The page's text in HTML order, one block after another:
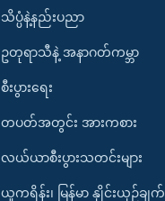
သိပ္ပံနဲ့နည်းပညာ
ဥတုရာသီနဲ့ အနာဂတ်ကမ္ဘာ
စီးပွားရေး
တပတ်အတွင်း အားကစား
လယ်ယာစီးပွားသတင်းများ
ယူကရိန်း၊ မြန်မာ နှိုင်းယှဉ်ချက်